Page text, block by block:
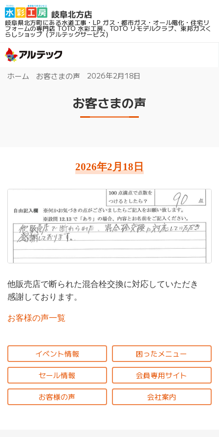
岐阜県北方町にある水道工事・LP ガス・都市ガス・オール電化・住宅リ
フォームの専門店TOTO 水彩工房、TOTO リモデルクラブ、東邦ガスく
らしショップ（アルテックサービス）
ホーム お客さまの声 2026年2月18日
お客さまの声
2026年2月18日
他販売店で断られた混合栓交換に対応していただき
感謝しております。
お客様の声一覧
イベント情報 困ったメニュー
セール情報 会員専用サイト
お客様の声 会社案内